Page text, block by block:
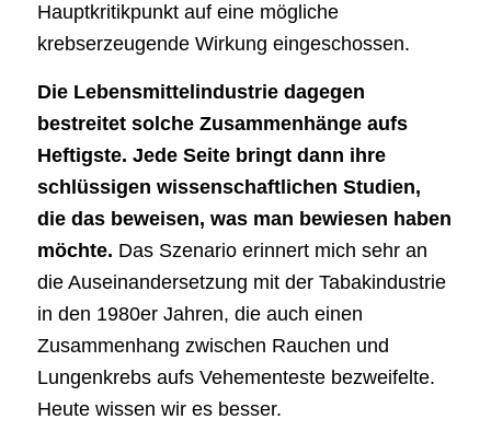
Hauptkritikpunkt auf eine mögliche
krebserzeugende Wirkung eingeschossen.
Die Lebensmittelindustrie dagegen
bestreitet solche Zusammenhänge aufs
Heftigste. Jede Seite bringt dann ihre
schlüssigen wissenschaftlichen Studien,
die das beweisen, was man bewiesen haben
möchte. Das Szenario erinnert mich sehr an
die Auseinandersetzung mit der Tabakindustrie
in den 1980er Jahren, die auch einen
Zusammenhang zwischen Rauchen und
Lungenkrebs aufs Vehementeste bezweifelte.
Heute wissen wir es besser.